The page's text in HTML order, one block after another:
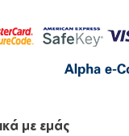
με εμάς